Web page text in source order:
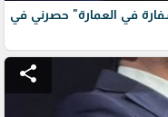
في العمارة" حصرني في
share